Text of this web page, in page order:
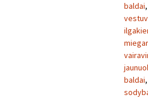
baldai,
baldai,